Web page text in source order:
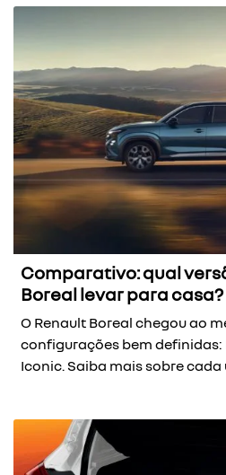
Comparativo: qual
Boreal levar para casa?
O Renault Boreal chegou ao
configurações bem definidas:
Iconic. Saiba mais sobre cada